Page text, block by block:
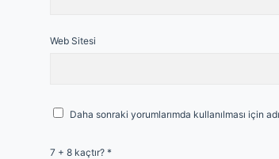
Web Sitesi
Daha sonraki yorumlarımda kullanılması için
7 + 8 kaçtır? *